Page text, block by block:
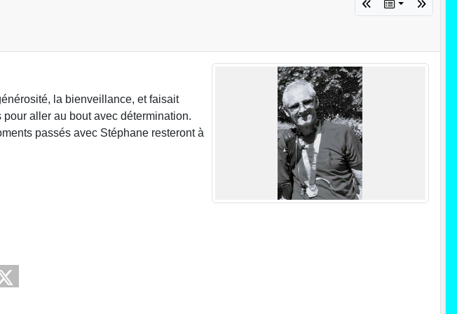
la bienveillance, et faisait
aller au bout avec détermination.
passés avec Stéphane resteront à